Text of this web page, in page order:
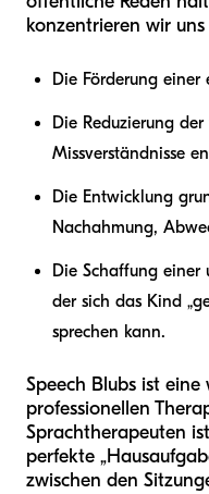
konzentrieren wir uns
Die Förderung
Die Reduzierung
Missverständnisse
Die Entwicklung
Nachahmung,
Die Schaffung einer
der sich das Kind
sprechen kann.
Speech Blubs ist
professionellen
Sprachtherapeuten
perfekte
zwischen den